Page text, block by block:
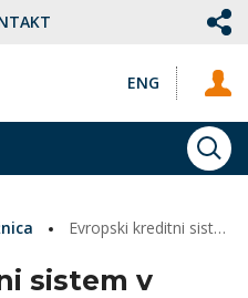
ENG
Evropski kreditni sistem v poklicnem in strokovnem izobraževanju
sistem v